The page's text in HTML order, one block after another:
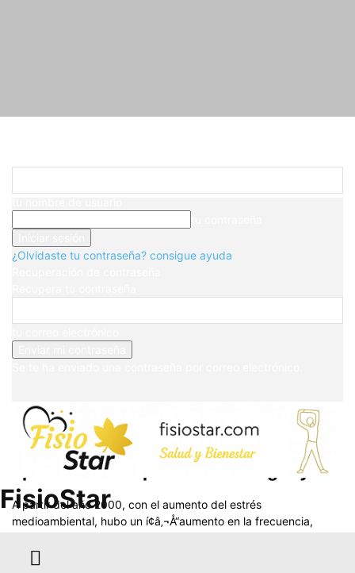
¿Olvidaste tu contraseña? consigue ayuda
FisioStar
Epidemia de Depresión en Uruguay
A partir del año 2000, con el aumento del estrés
medioambiental, hubo un í¢â‚¬Å“aumento en la frecuencia,
Leer más